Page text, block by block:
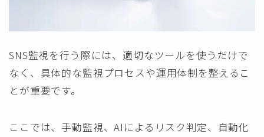
SNS監視を行う際には、適切なツールを使うだけで
なく、具体的な監視プロセスや運用体制を整えるこ
とが重要です。
ここでは、手動監視、AIによるリスク判定、自動化